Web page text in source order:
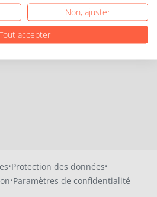
·Protection des données·
·Paramètres de confidentialité
Non, ajuster
accepter